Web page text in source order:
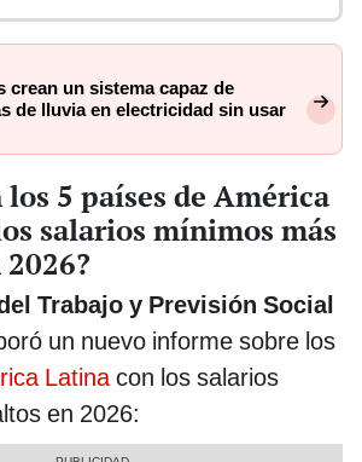
crean un sistema capaz de
de lluvia en electricidad sin usar
los 5 países de América
salarios mínimos más
Trabajo y Previsión Social
un nuevo informe sobre los
Latinacon los salarios
en 2026: